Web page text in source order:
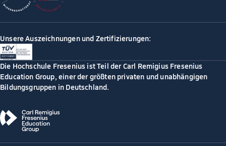
Unsere Auszeichnungen und Zertifizierungen:
Die Hochschule Fresenius ist Teil der Carl Remigius Fresenius
Education Group, einer der größten privaten und unabhängigen
Bildungsgruppen in Deutschland.